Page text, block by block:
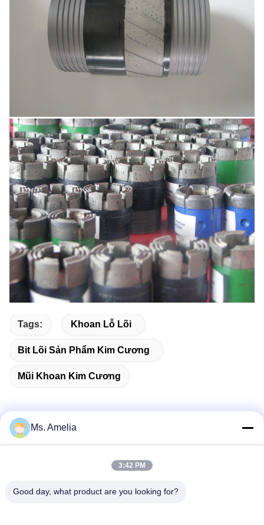
Tags: Khoan Lỗ Lõi
Bit Lõi Sản Phẩm Kim Cương
Mũi Khoan Kim Cương
Không, không.122, Xizhang Road, thành phố Wuxi, tỉnh
Ms. Amelia
3:42 PM
Good day, what product are you looking for?